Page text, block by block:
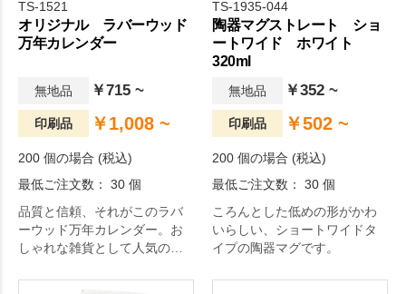
TS-1521
オリジナル ラバーウッド
万年カレンダー
無地品 ￥715 ~
印刷品 ￥1,008 ~
200 個の場合 (税込)
最低ご注文数： 30 個
品質と信頼、それがこのラバ
ーウッド万年カレンダー。お
しゃれな雑貨として人気の万
用したラバーウッド素材の商
TS-1935-044
陶器マグストレート ショ
ートワイド ホワイト
320ml
無地品 ￥352 ~
印刷品 ￥502 ~
200 個の場合 (税込)
最低ご注文数： 30 個
ころんとした低めの形がかわ
いらしい、ショートワイドタ
イプの陶器マグです。